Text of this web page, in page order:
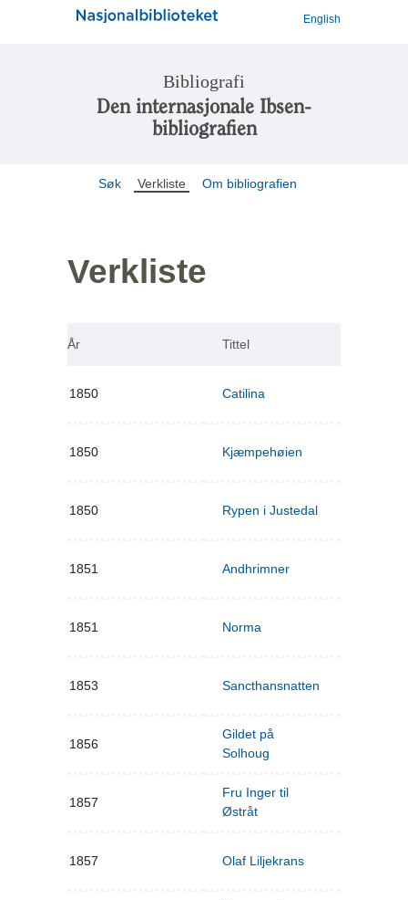
English
Bibliografi
Den internasjonale Ibsen-
bibliografien
Søk Verkliste Om bibliografien
Verkliste
År Tittel
1850 Catilina
1850 Kjæmpehøien
1850 Rypen i Justedal
1851 Andhrimner
1851 Norma
1853 Sancthansnatten
1856
Gildet på
Solhoug
1857
Fru Inger til
Østråt
1857 Olaf Liljekrans